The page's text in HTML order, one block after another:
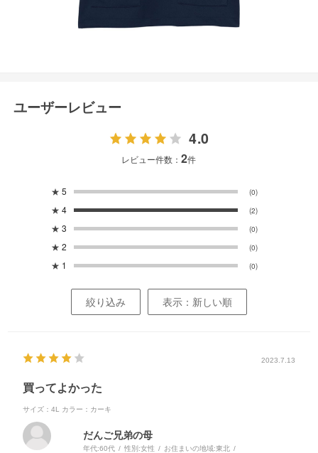
ユーザーレビュー
4.0
レビュー件数：2件
★ 5 (0)
★ 4 (2)
★ 3 (0)
★ 2 (0)
★ 1 (0)
絞り込み 表示：新しい順
2023.7.13
買ってよかった
サイズ：4L カラー：カーキ
だんご兄弟の母
年代:60代 性別:女性 お住まいの地域:東北